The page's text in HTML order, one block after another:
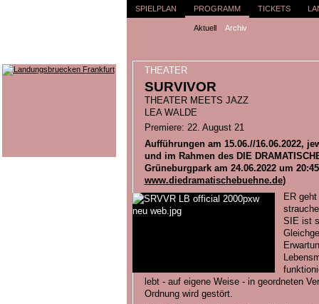
SPIELPLAN PROGRAMM
Aktuell Archiv
TICKETS
THEATER
SURVIVOR
THEATER MEETS JAZZ
LEA WALDE
Premiere: 22. August 21
Aufführungen am 15.06.//16.06.2022,
und im Rahmen des DIE
Grüneburgpark am 24.06.2022 um
www.diedramatischebuehne.de)
ER
SIE ist
lebt - auf eigene Weise - in geordneten
Ordnung wird gestört.